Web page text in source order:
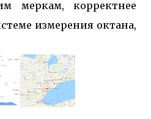
меркам, корректнее
измерения октана,